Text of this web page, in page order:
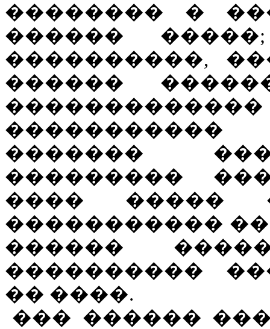
�������� �
������
����������,
������
�������
���������
���� �����
�����������
������
����������
�� ����.
��� ������